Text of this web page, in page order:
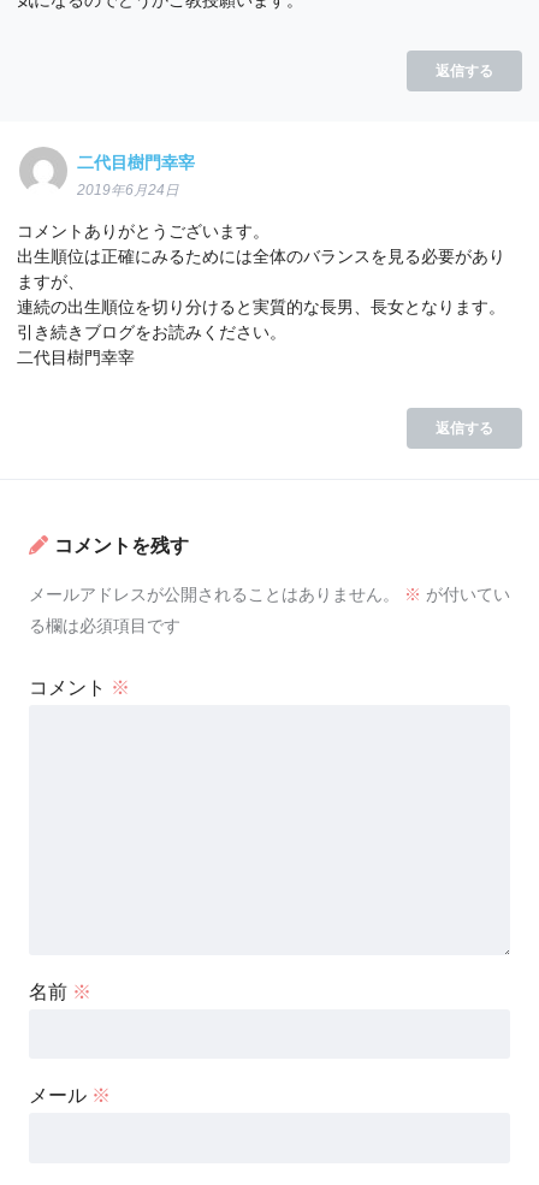
返信する
二代目樹門幸宰
2019年6月24日
コメントありがとうございます。
出生順位は正確にみるためには全体のバランスを見る必要があり
ますが、
連続の出生順位を切り分けると実質的な長男、長女となります。
引き続きブログをお読みください。
二代目樹門幸宰
返信する
コメントを残す
メールアドレスが公開されることはありません。 ※ が付いてい
る欄は必須項目です
コメント ※
名前 ※
メール ※